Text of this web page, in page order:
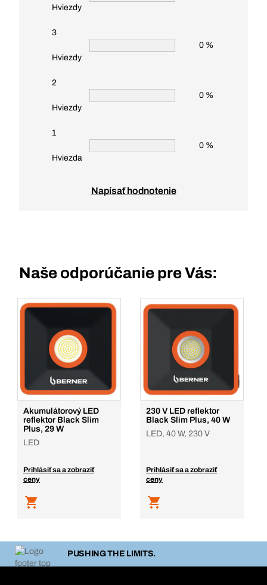
Hviezdy
3
Hviezdy
0 %
2
Hviezdy
0 %
1
Hviezda
0 %
Napísať hodnotenie
Naše odporúčanie pre Vás:
Akumulátorový LED
reflektor Black Slim
Plus, 29 W
LED
Prihlásiť sa a zobraziť
ceny
230 V LED reflektor
Black Slim Plus, 40 W
LED, 40 W, 230 V
Prihlásiť sa a zobraziť
ceny
PUSHING THE LIMITS.